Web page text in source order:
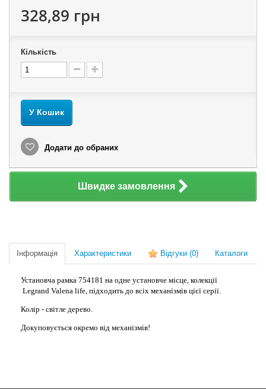
328,89 грн
Кількість
У Кошик
Додати до обраних
Швидке замовлення
Інформація Характеристики Відгуки (0) Каталоги
Установча рамка 754181 на одне установче місце, колекції
Legrand Valena life, підходить до всіх механізмів цієї серії.
Колір - світле дерево.
Докуповується окремо від механізмів!